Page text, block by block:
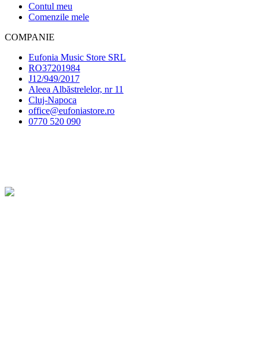
Contul meu
Comenzile mele
COMPANIE
Eufonia Music Store SRL
RO37201984
J12/949/2017
Aleea Albăstrelelor, nr 11
Cluj-Napoca
office@eufoniastore.ro
0770 520 090